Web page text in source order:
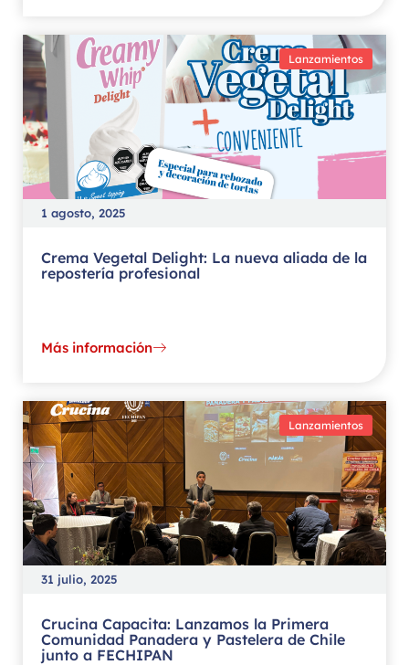
Lanzamientos
1 agosto, 2025
Crema Vegetal Delight: La nueva aliada de la
repostería profesional
Más información
Lanzamientos
31 julio, 2025
Crucina Capacita: Lanzamos la Primera
Comunidad Panadera y Pastelera de Chile
junto a FECHIPAN